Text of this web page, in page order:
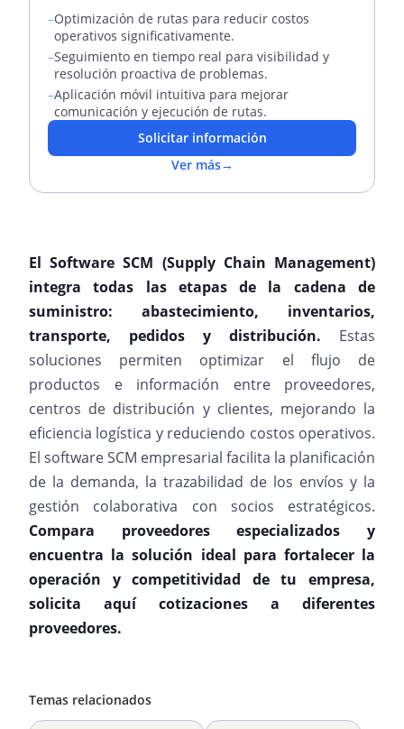
–Optimización de rutas para reducir costos
operativos significativamente.
–Seguimiento en tiempo real para visibilidad y
resolución proactiva de problemas.
–Aplicación móvil intuitiva para mejorar
comunicación y ejecución de rutas.
Solicitar información
Ver más→
El Software SCM (Supply Chain Management)
integra todas las etapas de la cadena de
suministro: abastecimiento, inventarios,
transporte, pedidos y distribución. Estas
soluciones permiten optimizar el flujo de
productos e información entre proveedores,
centros de distribución y clientes, mejorando la
eficiencia logística y reduciendo costos operativos.
El software SCM empresarial facilita la planificación
de la demanda, la trazabilidad de los envíos y la
gestión colaborativa con socios estratégicos.
Compara proveedores especializados y
encuentra la solución ideal para fortalecer la
operación y competitividad de tu empresa,
solicita aquí cotizaciones a diferentes
proveedores.
Temas relacionados